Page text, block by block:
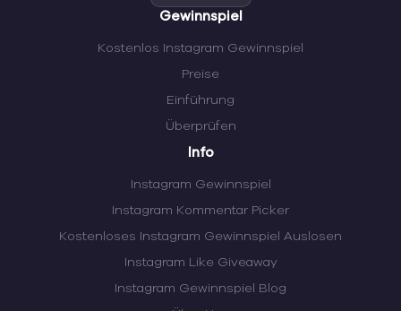
Gewinnspiel
Kostenlos Instagram Gewinnspiel
Preise
Einführung
Überprüfen
Info
Instagram Gewinnspiel
Instagram Kommentar Picker
Kostenloses Instagram Gewinnspiel Auslosen
Instagram Like Giveaway
Instagram Gewinnspiel Blog